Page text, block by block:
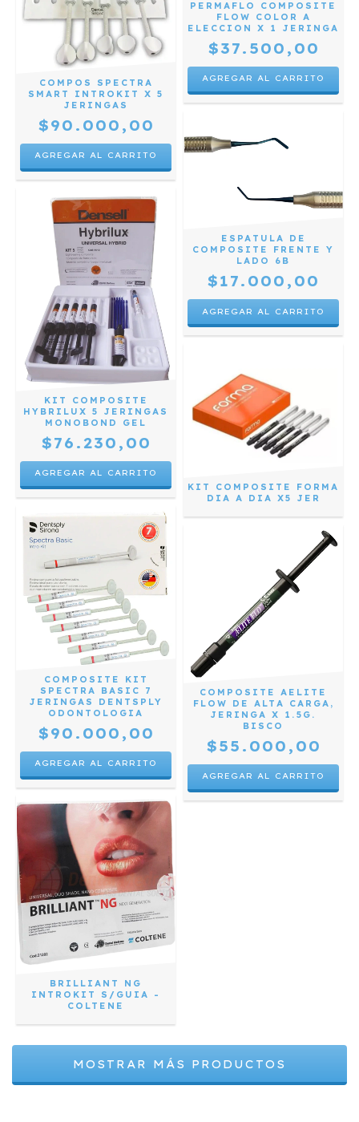
COMPOS SPECTRA
SMART INTROKIT X 5
JERINGAS
$90.000,00
PERMAFLO COMPOSITE
FLOW COLOR A
ELECCION X 1 JERINGA
$37.500,00
AGREGAR AL CARRITO
KIT COMPOSITE
HYBRILUX 5 JERINGAS
MONOBOND GEL
$76.230,00
ESPATULA DE
COMPOSITE FRENTE Y
LADO 6B
$17.000,00
COMPOSITE KIT
SPECTRA BASIC 7
JERINGAS DENTSPLY
ODONTOLOGIA
$90.000,00
KIT COMPOSITE FORMA
DIA A DIA X5 JER
BRILLIANT NG
INTROKIT S/GUIA -
COLTENE
COMPOSITE AELITE
FLOW DE ALTA CARGA,
JERINGA X 1.5G.
BISCO
$55.000,00
AGREGAR AL CARRITO
MOSTRAR MÁS PRODUCTOS